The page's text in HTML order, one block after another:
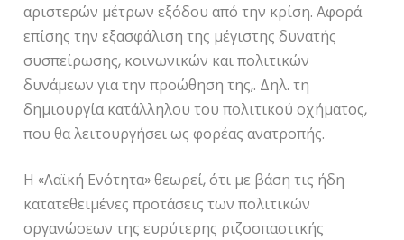
αριστερών μέτρων εξόδου από την κρίση. Αφορά
επίσης την εξασφάλιση της μέγιστης δυνατής
συσπείρωσης, κοινωνικών και πολιτικών
δυνάμεων για την προώθηση της,. Δηλ. τη
δημιουργία κατάλληλου του πολιτικού οχήματος,
που θα λειτουργήσει ως φορέας ανατροπής.
Η «Λαϊκή Ενότητα» θεωρεί, ότι με βάση τις ήδη
κατατεθειμένες προτάσεις των πολιτικών
οργανώσεων της ευρύτερης ριζοσπαστικής